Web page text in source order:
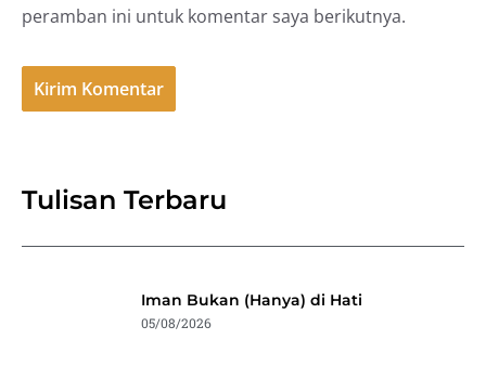
peramban ini untuk komentar saya berikutnya.
Tulisan Terbaru
Iman Bukan (Hanya) di Hati
05/08/2026